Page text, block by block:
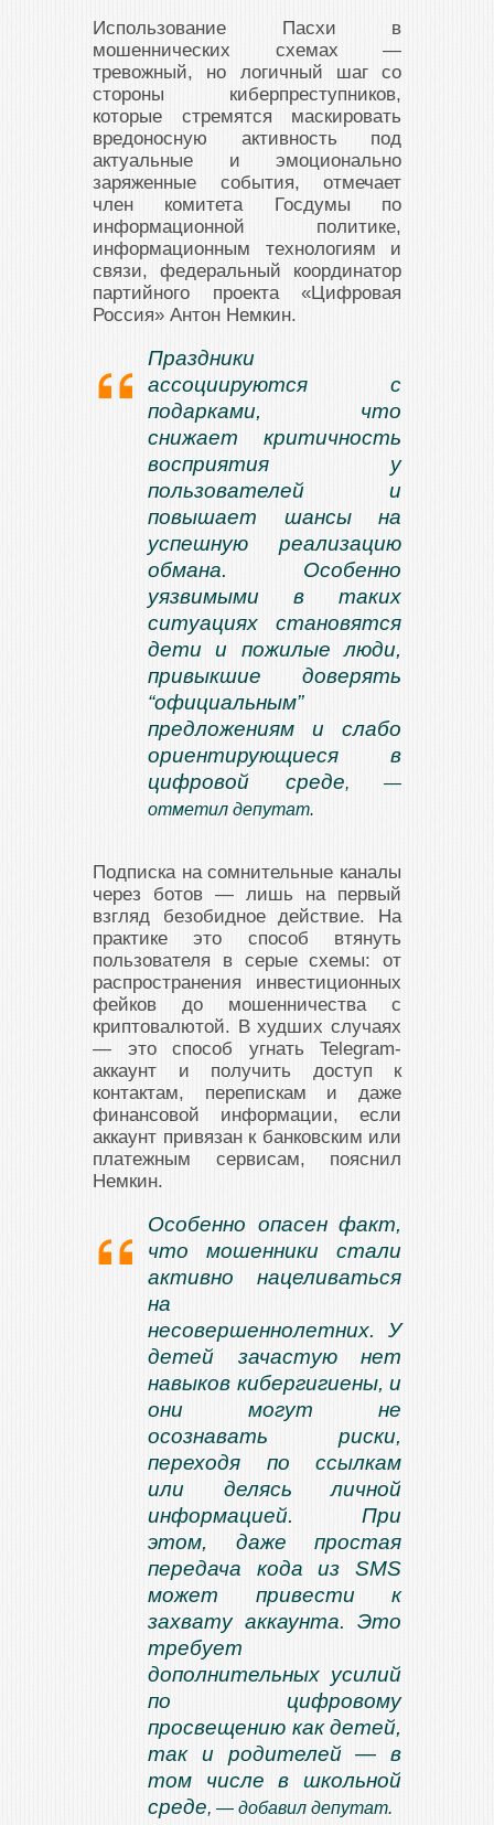
Использование Пасхи в
мошеннических схемах —
тревожный, но логичный шаг со
стороны киберпреступников,
которые стремятся маскировать
вредоносную активность под
актуальные и эмоционально
заряженные события, отмечает
член комитета Госдумы по
информационной политике,
информационным технологиям и
связи, федеральный координатор
партийного проекта «Цифровая
Россия» Антон Немкин.
Праздники
ассоциируются с
подарками, что
снижает критичность
восприятия у
пользователей и
повышает шансы на
успешную реализацию
обмана. Особенно
уязвимыми в таких
ситуациях становятся
дети и пожилые люди,
привыкшие доверять
“официальным”
предложениям и слабо
ориентирующиеся в
цифровой среде, —
отметил депутат.
Подписка на сомнительные каналы
через ботов — лишь на первый
взгляд безобидное действие. На
практике это способ втянуть
пользователя в серые схемы: от
распространения инвестиционных
фейков до мошенничества с
криптовалютой. В худших случаях
— это способ угнать Telegram-
аккаунт и получить доступ к
контактам, перепискам и даже
финансовой информации, если
аккаунт привязан к банковским или
платежным сервисам, пояснил
Немкин.
Особенно опасен факт,
что мошенники стали
активно нацеливаться
на
несовершеннолетних. У
детей зачастую нет
навыков кибергигиены, и
они могут не
осознавать риски,
переходя по ссылкам
или делясь личной
информацией. При
этом, даже простая
передача кода из SMS
может привести к
захвату аккаунта. Это
требует
дополнительных усилий
по цифровому
просвещению как детей,
так и родителей — в
том числе в школьной
среде, — добавил депутат.